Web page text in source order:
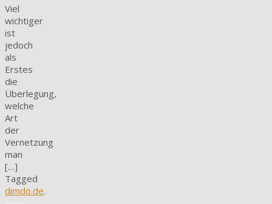
Viel
wichtiger
ist
jedoch
als
Erstes
die
Überlegung,
welche
Art
der
Vernetzung
man
[…]
Tagged
dimdo.de.